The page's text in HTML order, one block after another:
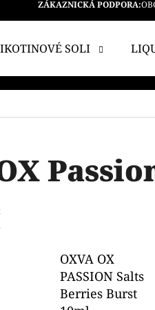
ZÁKAZNICKÁ PODPORA:
SOLI
OXVA OX
PASSION Salts
Berries Burst